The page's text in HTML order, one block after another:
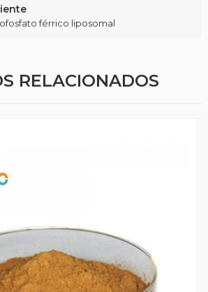
férrico liposomal
RELACIONADOS